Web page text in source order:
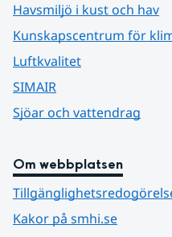
Havsmiljö i kust och hav
Kunskapscentrum för
Luftkvalitet
SIMAIR
Sjöar och vattendrag
Om webbplatsen
Kakor på smhi.se